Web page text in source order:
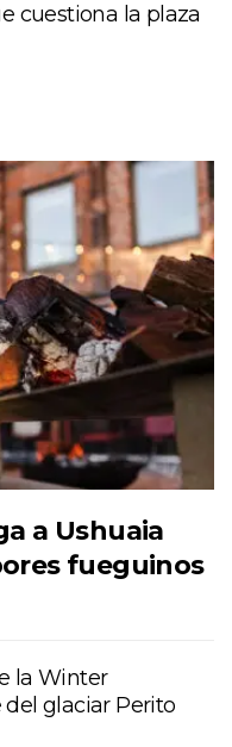
cuestiona la plaza
a Ushuaia
fueguinos
la Winter
glaciar Perito